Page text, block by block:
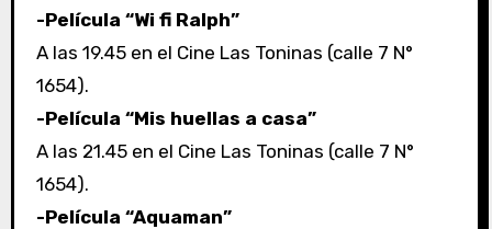
-Película “Wi fi Ralph”
A las 19.45 en el Cine Las Toninas (calle 7 N°
1654).
-Película “Mis huellas a casa”
A las 21.45 en el Cine Las Toninas (calle 7 N°
1654).
-Película “Aquaman”